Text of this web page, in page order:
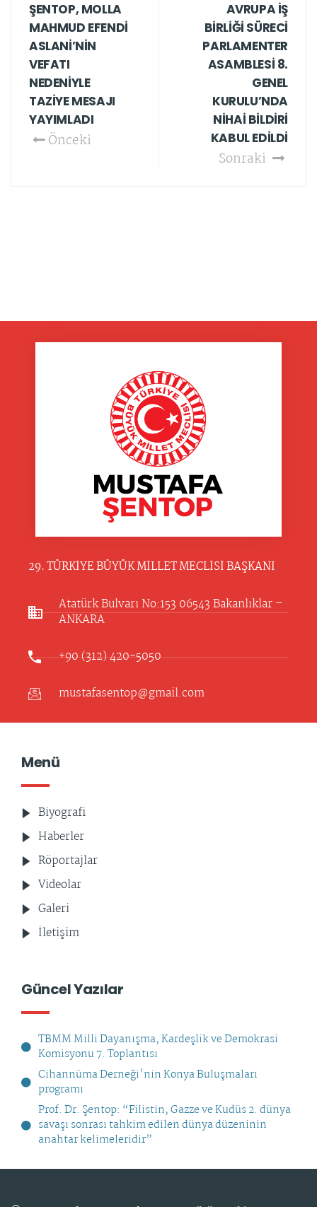
ŞENTOP, MOLLA
MAHMUD EFENDİ
ASLANİ’NİN
VEFATI
NEDENİYLE
TAZİYE MESAJI
YAYIMLADI
Önceki
AVRUPA İŞ
BİRLİĞİ SÜRECİ
PARLAMENTER
ASAMBLESİ 8.
GENEL
KURULU’NDA
NİHAİ BİLDİRİ
KABUL EDİLDİ
Sonraki
29. TÜRKİYE BÜYÜK MİLLET MECLİSİ BAŞKANI
Atatürk Bulvarı No:153 06543 Bakanlıklar –
ANKARA​
+90 (312) 420-5050
mustafasentop@gmail.com
Menü
Biyografi
Haberler
Röportajlar
Videolar
Galeri
İletişim
Güncel Yazılar
TBMM Milli Dayanışma, Kardeşlik ve Demokrasi
Komisyonu 7. Toplantısı
Cihannüma Derneği'nin Konya Buluşmaları
programı
Prof. Dr. Şentop: “Filistin, Gazze ve Kudüs 2. dünya
savaşı sonrası tahkim edilen dünya düzeninin
anahtar kelimeleridir”